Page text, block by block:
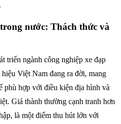
nước: Thách thức và
triển ngành công nghiệp xe đạp
Việt Nam đang ra đời, mang
phù hợp với điều kiện địa hình và
Giá thành thường cạnh tranh hơn
là một điểm thu hút lớn với